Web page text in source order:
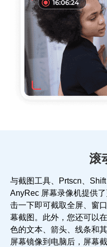
滚
与截图工具、Prtscn、
AnyRec 屏幕录像机提供
击一下即可截取全屏、窗
幕截图。此外，您还可以
色的文本、箭头、线条和
屏幕镜像到电脑后，屏幕